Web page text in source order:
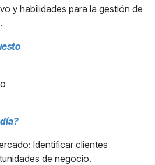
y habilidades para la gestión de
Identificar clientes
de negocio.